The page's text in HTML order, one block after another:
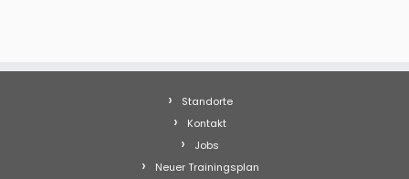
Standorte
Kontakt
Jobs
Neuer Trainingsplan